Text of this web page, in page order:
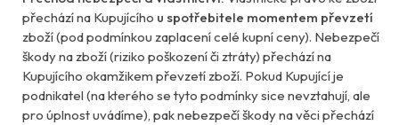
přechází na Kupujícího u spotřebitele momentem převzetí
zboží (pod podmínkou zaplacení celé kupní ceny). Nebezpečí
škody na zboží (riziko poškození či ztráty) přechází na
Kupujícího okamžikem převzetí zboží. Pokud Kupující je
podnikatel (na kterého se tyto podmínky sice nevztahují, ale
pro úplnost uvádíme), pak nebezpečí škody na věci přechází